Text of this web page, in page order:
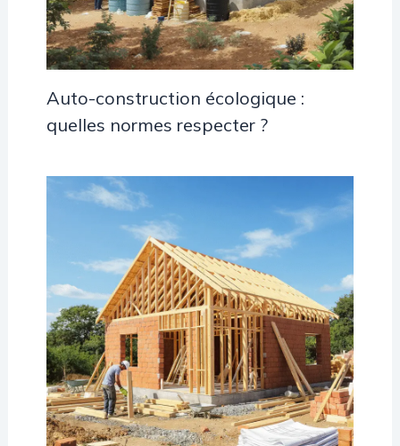
Auto-construction écologique :
quelles normes respecter ?